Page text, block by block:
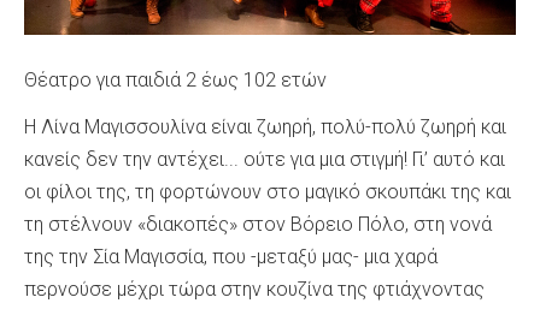
Θέατρο για παιδιά 2 έως 102 ετών
Η Λίνα Μαγισσουλίνα είναι ζωηρή, πολύ-πολύ ζωηρή και
κανείς δεν την αντέχει... ούτε για μια στιγμή! Γι’ αυτό και
οι φίλοι της, τη φορτώνουν στο μαγικό σκουπάκι της και
τη στέλνουν «διακοπές» στον Βόρειο Πόλο, στη νονά
της την Σία Μαγισσία, που -μεταξύ μας- μια χαρά
περνούσε μέχρι τώρα στην κουζίνα της φτιάχνοντας